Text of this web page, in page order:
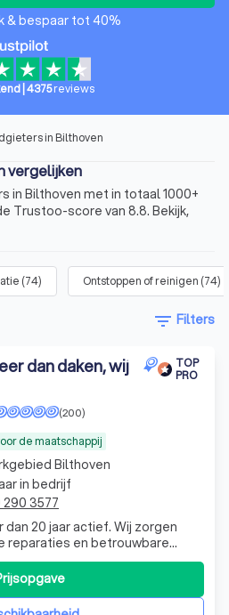
& bespaar tot 40%
4375reviews
in Bilthoven
vergelijken
in Bilthoven met in totaal 1000+
Trustoo-score van 8.8. Bekijk,
(74) Ontstoppen of reinigen (74)
filter_list Filters
dan daken, wij
TOP
PRO
de maatschappij
(200)
dan 20 jaar actief. Wij zorgen
reparaties en betrouwbare
klus 5% terug aan de
Bilthoven
in bedrijf
3577